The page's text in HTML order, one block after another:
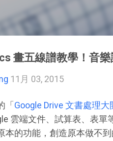
畫五線譜教學！音
11月 03, 2015
「 Google Drive 文書處理
雲端文件、試算表、表
本的功能，創造原本做不